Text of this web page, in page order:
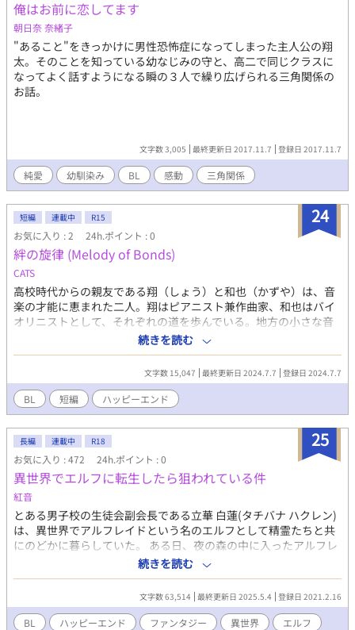
俺はお前に恋してます
朝日奈 奈緒子
"あること"をきっかけに男性恐怖症になってしまった主人公の翔
太。そのことを知っている幼なじみの守と、高二で同じクラスに
なってよく話すようになる瞬の３人で繰り広げられる三角関係の
お話。
文字数 3,005 最終更新日 2017.11.7 登録日 2017.11.7
純愛 幼馴染み BL 感動 三角関係
24
短編 連載中 R15
お気に入り : 2 24h.ポイント : 0
絆の旋律 (Melody of Bonds)
CATS
高校時代からの親友である翔（しょう）と和也（かずや）は、音
楽の才能に恵まれた二人。翔はピアニスト兼作曲家、和也はバイ
オリニストとして、それぞれの道を歩んでいる。地方の小さな音
楽大学に進学した二人は、共に音楽に対する情熱を深め、支え合
いながら成長していく。 大学の音楽祭が近づく中、翔は和也と共
に演奏するための新しい曲を作ることを決意するが、創作に行き
詰まり焦りを感じる。そんな中、和也は翔を支え続けるが、彼に
は翔に隠している秘密があった。それは、自分の気持ちが友情以
上のものであるということ。 音楽祭の前夜、和也はついに自分の
気持ちを翔に告白する。驚きと混乱の中で、翔は和也の告白を受
け入れるかどうかを考え、二人は一晩中話し合う。最終的に、お
互いの気持ちを確認し合った二人は、音楽祭当日、最高の演奏を
披露し、観客を感動させる。 演奏が終わった後、翔は和也に対し
ても自分の気持ちを伝え、二人は恋人として新たな一歩を踏み出
す。大学卒業後も、翔と和也はそれぞれの夢を追い続け、互いの
存在が大きな支えとなる。音楽と愛情を通じて、二人は永遠の絆
を築いていく。 この小説は、音楽と愛情をテーマにした、友情か
ら恋愛に発展する二人の物語です。
続きを読む
文字数 15,047 最終更新日 2024.7.7 登録日 2024.7.7
BL 短編 ハッピーエンド
25
長編 連載中 R18
お気に入り : 472 24h.ポイント : 0
異世界でエルフに転生したら狙われている件
紅音
とある男子校の生徒会副会長である立華 白蓮(タチバナ ハクレン)
は、異世界でアルフレイドという名のエルフとして精霊たちと共
にのどかに暮らしていた。 ある日、夜の森の中に入ったアルフレ
イドは、人食い魔獣に襲われている人を助けようとするのだ
が…………。 クールでイケメンな半獣勇者と美人でちょっと天然
なエルフの青年がおりなす、優しくて深い愛と感動がぎゅーっと
詰まった異世界ファンタジーBLです。 ※第一部は完結いたしまし
た。ただいま第二部絶賛更新中です。
続きを読む
文字数 63,514 最終更新日 2025.5.4 登録日 2021.2.16
BL ハッピーエンド ファンタジー 異世界
エルフ